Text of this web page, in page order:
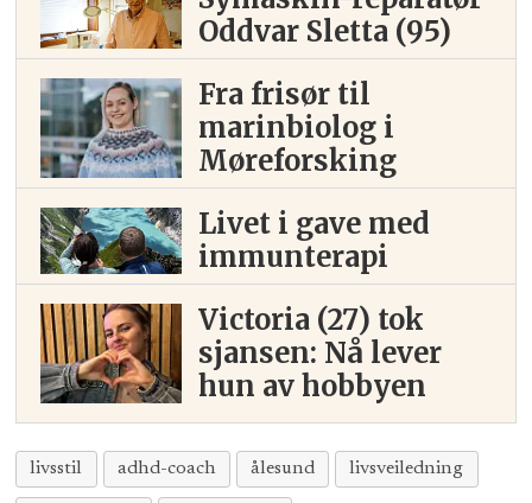
Oddvar Sletta (95)
Fra frisør til
marinbiolog i
Møreforsking
Livet i gave med
immunterapi
Victoria (27) tok
sjansen: Nå lever
hun av hobbyen
livsstil adhd-coach ålesund livsveiledning